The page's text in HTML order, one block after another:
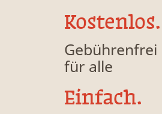
Kostenlos.
Gebührenfrei
für alle
Einfach.